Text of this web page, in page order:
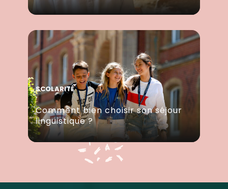
SCOLARITÉ
Comment bien choisir son séjour
linguistique ?